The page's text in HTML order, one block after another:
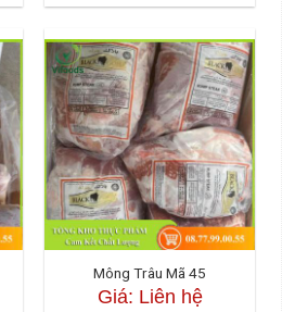
Mông Trâu Mã 45
Giá: Liên hệ